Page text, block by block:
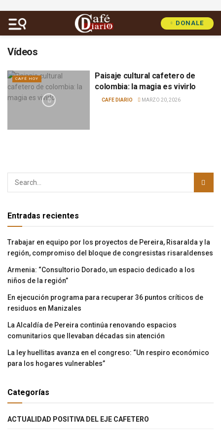
DONALE
Vídeos
CAFÉ HOY
Paisaje cultural cafetero de
colombia: la magia es vivirlo
CAFE DIARIO MARZO 20, 2026
Entradas recientes
Trabajar en equipo por los proyectos de Pereira, Risaralda y la
región, compromiso del bloque de congresistas risaraldenses
Armenia: “Consultorio Dorado, un espacio dedicado a los
niños de la región”
En ejecución programa para recuperar 36 puntos críticos de
residuos en Manizales
La Alcaldía de Pereira continúa renovando espacios
comunitarios que llevaban décadas sin atención
La ley huellitas avanza en el congreso: “Un respiro económico
para los hogares vulnerables”
Categorías
ACTUALIDAD POSITIVA DEL EJE CAFETERO